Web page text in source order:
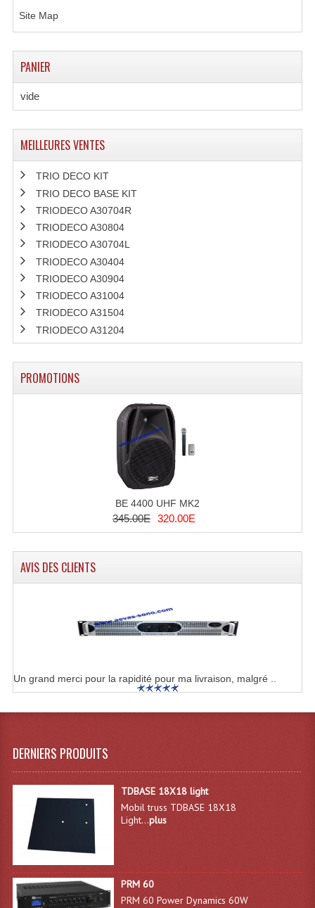
Site Map
PANIER
vide
MEILLEURES VENTES
TRIO DECO KIT
TRIO DECO BASE KIT
TRIODECO A30704R
TRIODECO A30804
TRIODECO A30704L
TRIODECO A30404
TRIODECO A30904
TRIODECO A31004
TRIODECO A31504
TRIODECO A31204
PROMOTIONS
BE 4400 UHF MK2
345.00E 320.00E
AVIS DES CLIENTS
Un grand merci pour la rapidité pour ma livraison, malgré ..
DERNIERS PRODUITS
TDBASE 18X18 light
Mobil truss TDBASE 18X18
Light...plus
PRM 60
PRM 60 Power Dynamics 60W